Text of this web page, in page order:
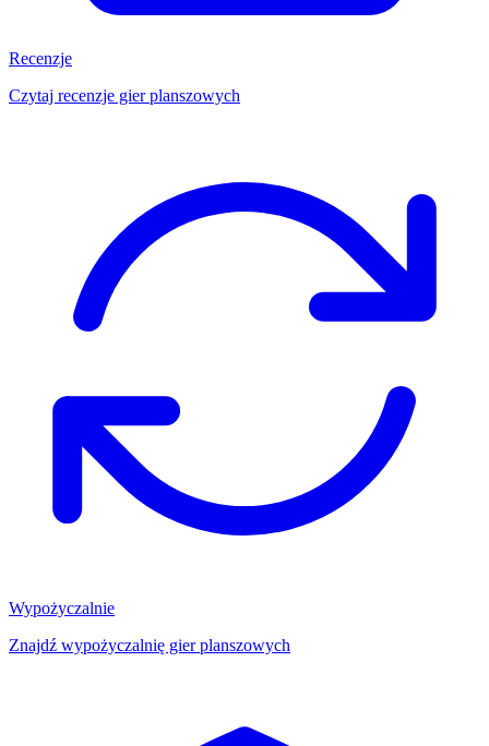
Recenzje
Czytaj recenzje gier planszowych
Wypożyczalnie
Znajdź wypożyczalnię gier planszowych